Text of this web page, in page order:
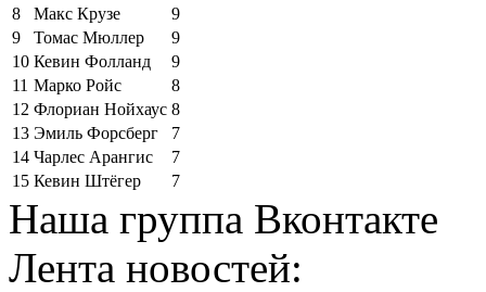
8
Макс Крузе
9
9
Томас Мюллер
9
10 Кевин Фолланд
9
11 Марко Ройс
8
12 Флориан Нойхаус 8
13 Эмиль Форсберг
7
14 Чарлес Арангис
7
15 Кевин Штёгер 7
Наша группа Вконтакте
Лента новостей: